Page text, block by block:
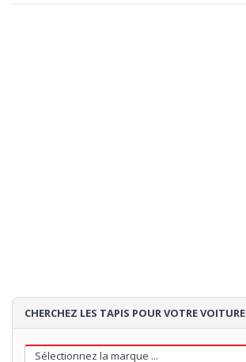
CHERCHEZ LES TAPIS POUR VOTRE VOITURE